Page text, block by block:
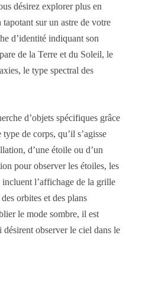
désirez explorer plus en
sur un astre de votre
d’identité indiquant son
de la Terre et du Soleil, le
le type spectral des
d’objets spécifiques grâce
de corps, qu’il s’agisse
d’une étoile ou d’un
pour observer les étoiles, les
incluent l’affichage de la grille
orbites et des plans
le mode sombre, il est
observer le ciel dans le